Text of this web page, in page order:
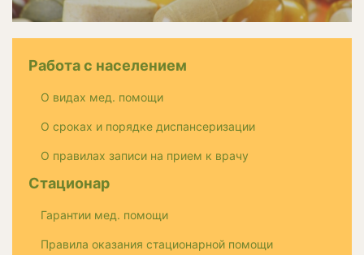
Работа с населением
О видах мед. помощи
О сроках и порядке диспансеризации
О правилах записи на прием к врачу
Стационар
Гарантии мед. помощи
Правила оказания стационарной помощи